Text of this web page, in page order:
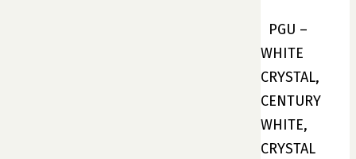
PGU –
WHITE
CRYSTAL,
CENTURY
WHITE,
CRYSTAL